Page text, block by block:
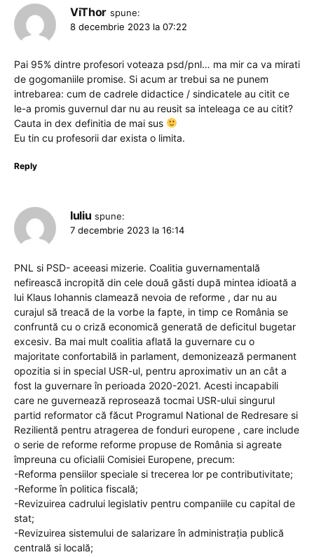
ViThor spune:
8 decembrie 2023 la 07:22
Pai 95% dintre profesori voteaza psd/pnl… ma mir ca va mirati
de gogomaniile promise. Si acum ar trebui sa ne punem
intrebarea: cum de cadrele didactice / sindicatele au citit ce
le-a promis guvernul dar nu au reusit sa inteleaga ce au citit?
Cauta in dex definitia de mai sus
Eu tin cu profesorii dar exista o limita.
Reply
Iuliu spune:
7 decembrie 2023 la 16:14
PNL si PSD- aceeasi mizerie. Coalitia guvernamentală
nefirească incropită din cele două găsti după mintea idioată a
lui Klaus Iohannis clamează nevoia de reforme , dar nu au
curajul să treacă de la vorbe la fapte, in timp ce România se
confruntă cu o criză economică generată de deficitul bugetar
excesiv. Ba mai mult coalitia aflată la guvernare cu o
majoritate confortabilă in parlament, demonizează permanent
opozitia si in special USR-ul, pentru aproximativ un an cât a
fost la guvernare în perioada 2020-2021. Acesti incapabili
care ne guvernează reprosează tocmai USR-ului singurul
partid reformator că făcut Programul National de Redresare si
Rezilientă pentru atragerea de fonduri europene , care include
o serie de reforme reforme propuse de România si agreate
împreuna cu oficialii Comisiei Europene, precum:
-Reforma pensiilor speciale si trecerea lor pe contributivitate;
-Reforme în politica fiscală;
-Revizuirea cadrului legislativ pentru companiile cu capital de
stat;
-Revizuirea sistemului de salarizare în administrația publică
centrală si locală;